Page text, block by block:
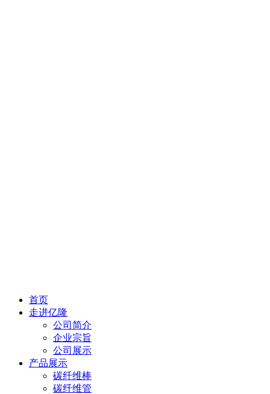
首页
走进亿隆
公司简介
企业宗旨
公司展示
产品展示
碳纤维棒
碳纤维管